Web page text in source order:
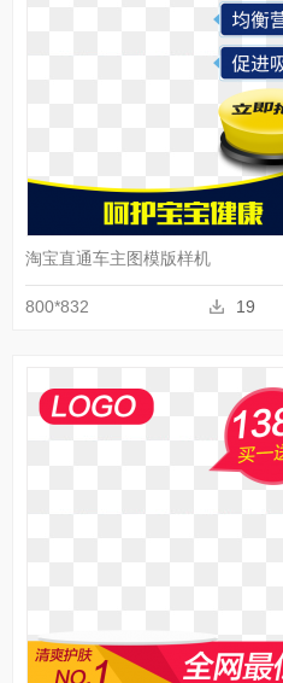
淘宝直通车主图模版样机
800*832 19